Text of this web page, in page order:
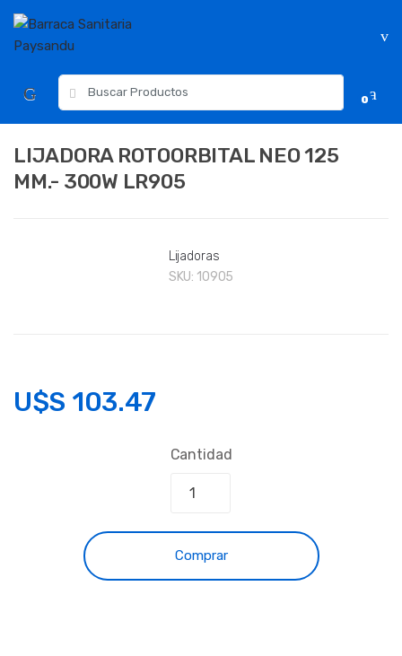
Skip
navigation
Skip
content
Resultados
para:
0
LIJADORA ROTOORBITAL NEO 125
MM.- 300W LR905
Lijadoras
SKU: 10905
U$S 103.47
Cantidad
Comprar